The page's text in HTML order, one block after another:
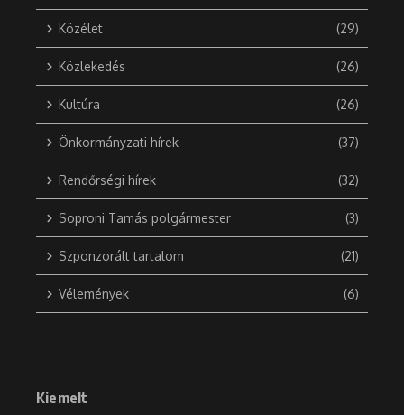
Közélet (29)
Közlekedés (26)
Kultúra (26)
Önkormányzati hírek (37)
Rendőrségi hírek (32)
Soproni Tamás polgármester (3)
Szponzorált tartalom (21)
Vélemények (6)
Kiemelt